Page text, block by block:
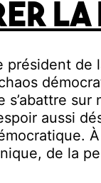
la
de
s’abattre
aussi
de la